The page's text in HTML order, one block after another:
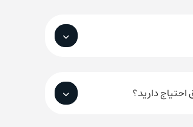
احتیاج دارید؟